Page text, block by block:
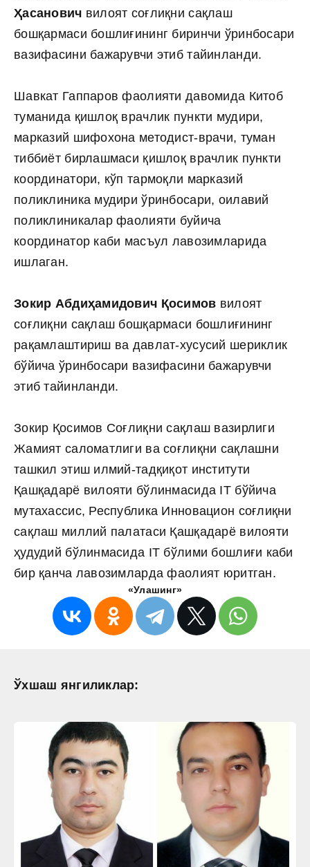
Ҳасанович вилоят соғлиқни сақлаш
бошқармаси бошлиғининг биринчи ўринбосари
вазифасини бажарувчи этиб тайинланди.
Шавкат Гаппаров фаолияти давомида Китоб
туманида қишлоқ врачлик пункти мудири,
марказий шифохона методист-врачи, туман
тиббиёт бирлашмаси қишлоқ врачлик пункти
координатори, кўп тармоқли марказий
поликлиника мудири ўринбосари, оилавий
поликлиникалар фаолияти буйича
координатор каби масъул лавозимларида
ишлаган.
Зокир Абдиҳамидович Қосимов вилоят
соғлиқни сақлаш бошқармаси бошлиғининг
рақамлаштириш ва давлат-хусусий шериклик
бўйича ўринбосари вазифасини бажарувчи
этиб тайинланди.
Зокир Қосимов Соғлиқни сақлаш вазирлиги
Жамият саломатлиги ва соғлиқни сақлашни
ташкил этиш илмий-тадқиқот институти
Қашқадарё вилояти бўлинмасида IT бўйича
мутахассис, Республика Инновацион соғлиқни
сақлаш миллий палатаси Қашқадарё вилояти
ҳудудий бўлинмасида IT бўлими бошлиғи каби
бир қанча лавозимларда фаолият юритган.
«Улашинг»
Ўхшаш янгиликлар: